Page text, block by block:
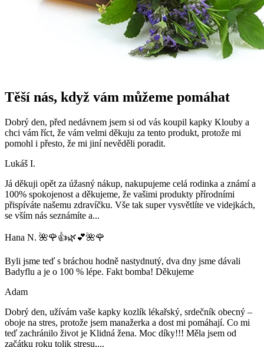
Těší nás, když vám můžeme pomáhat
Dobrý den, před nedávnem jsem si od vás koupil kapky Klouby a
chci vám říct, že vám velmi děkuju za tento produkt, protože mi
pomohl i přesto, že mi jiní nevěděli poradit.
Lukáš I.
Já děkuji opět za úžasný nákup, nakupujeme celá rodinka a známí a
100% spokojenost a děkujeme, že vašimi produkty přírodními
přispíváte našemu zdravíčku. Vše tak super vysvětlíte ve videjkách,
se vším nás seznámíte a...
Hana N. 🌺🌹👍🌿💕🌺🌹
Byli jsme teď s bráchou hodně nastydnutý, dva dny jsme dávali
Badyflu a je o 100 % lépe. Fakt bomba! Děkujeme
Adam
Dobrý den, užívám vaše kapky kozlík lékařský, srdečník obecný –
oboje na stres, protože jsem manažerka a dost mi pomáhají. Co mi
teď zachránilo život je Klidná žena. Moc díky!!! Měla jsem od
začátku roku tolik stresu,...